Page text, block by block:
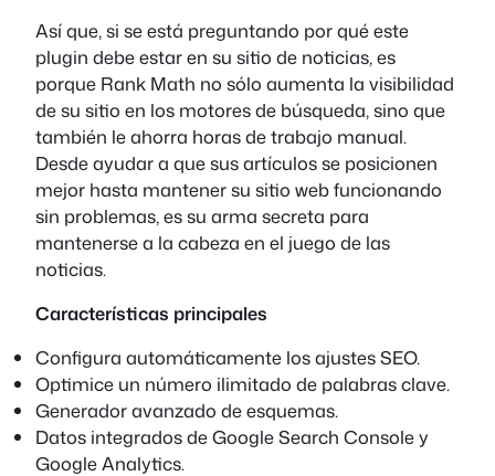
Así que, si se está preguntando por qué este
plugin debe estar en su sitio de noticias, es
porque Rank Math no sólo aumenta la visibilidad
de su sitio en los motores de búsqueda, sino que
también le ahorra horas de trabajo manual.
Desde ayudar a que sus artículos se posicionen
mejor hasta mantener su sitio web funcionando
sin problemas, es su arma secreta para
mantenerse a la cabeza en el juego de las
noticias.
Características principales
Configura automáticamente los ajustes SEO.
Optimice un número ilimitado de palabras clave.
Generador avanzado de esquemas.
Datos integrados de Google Search Console y
Google Analytics.